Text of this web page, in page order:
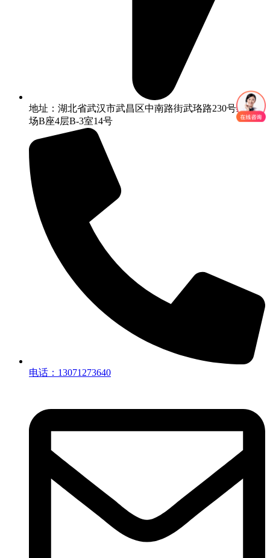
地址：湖北省武汉市武昌区中南路街武珞路230号绿洲广
场B座4层B-3室14号
电话：13071273640